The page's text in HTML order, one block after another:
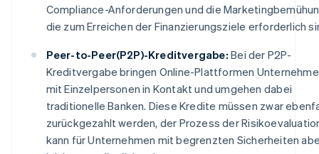
Compliance-Anforderungen und die
die zum Erreichen der Finanzierungsziele erforderlich
Peer-to-Peer(P2P)-Kreditvergabe: Bei der P2P-
Kreditvergabe bringen Online-Plattformen
mit Einzelpersonen in Kontakt und umgehen dabei
traditionelle Banken. Diese Kredite müssen zwar
zurückgezahlt werden, der Prozess der
kann für Unternehmen mit begrenzten Sicherheiten